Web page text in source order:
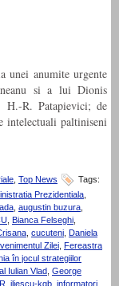
unei anumite urgente
si a lui Dionis
H.-R. Patapievici; de
intelectuali paltiniseni
Top News
Tags:
Prezidentiala,
, augustin buzura,
, Bianca Felseghi,
, cucuteni, Daniela
Zilei, Fereastra
în jocul strategiilor
Iulian Vlad, George
, iliescu-kgb, informatori,